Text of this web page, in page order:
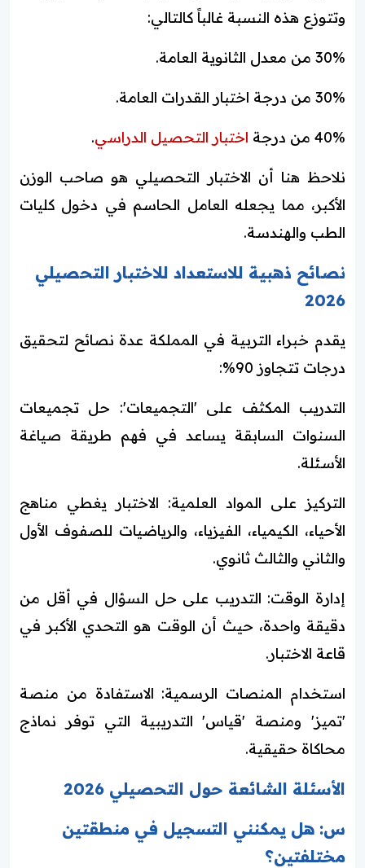
وتتوزع هذه النسبة غالباً كالتالي:
30% من معدل الثانوية العامة.
30% من درجة اختبار القدرات العامة.
40% من درجة اختبار التحصيل الدراسي.
نلاحظ هنا أن الاختبار التحصيلي هو صاحب الوزن
الأكبر، مما يجعله العامل الحاسم في دخول كليات
الطب والهندسة.
نصائح ذهبية للاستعداد للاختبار التحصيلي
2026
يقدم خبراء التربية في المملكة عدة نصائح لتحقيق
درجات تتجاوز 90%:
التدريب المكثف على 'التجميعات': حل تجميعات
السنوات السابقة يساعد في فهم طريقة صياغة
الأسئلة.
التركيز على المواد العلمية: الاختبار يغطي مناهج
الأحياء، الكيمياء، الفيزياء، والرياضيات للصفوف الأول
والثاني والثالث ثانوي.
إدارة الوقت: التدريب على حل السؤال في أقل من
دقيقة واحدة، حيث أن الوقت هو التحدي الأكبر في
قاعة الاختبار.
استخدام المنصات الرسمية: الاستفادة من منصة
'تميز' ومنصة 'قياس' التدريبية التي توفر نماذج
محاكاة حقيقية.
الأسئلة الشائعة حول التحصيلي 2026
س: هل يمكنني التسجيل في منطقتين
مختلفتين؟